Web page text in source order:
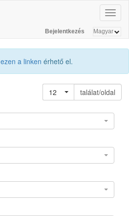
Bejelentkezés
ezen a linken érhető el.
12
találat/oldal